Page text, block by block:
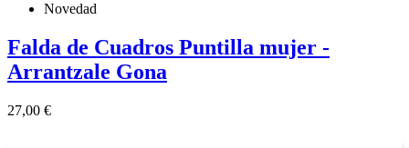
Novedad
Falda de Cuadros Puntilla mujer -
Arrantzale Gona
Precio
27,00 €